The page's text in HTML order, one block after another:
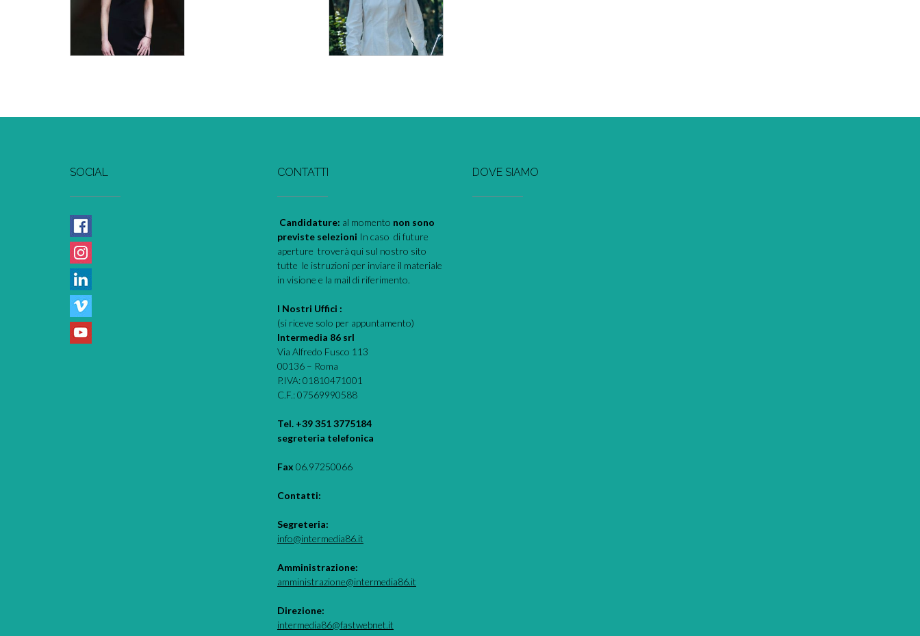
SOCIAL CONTATTI
Candidature: al momento non sono
previste selezioni In caso di future
aperture troverà qui sul nostro sito
tutte le istruzioni per inviare il materiale
in visione e la mail di riferimento.
I Nostri Uffici :
(si riceve solo per appuntamento)
Intermedia 86 srl
Via Alfredo Fusco 113
00136 – Roma
P.IVA: 01810471001
C.F.: 07569990588
Tel. +39 351 3775184
segreteria telefonica
Fax 06.97250066
Contatti:
Segreteria:
info@intermedia86.it
Amministrazione:
amministrazione@intermedia86.it
Direzione:
intermedia86@fastwebnet.it
DOVE SIAMO